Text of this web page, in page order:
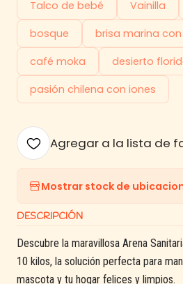
Talco de bebé
Vainilla
bosque
brisa marina
café moka
desierto
pasión chilena con iones
Agregar a la lista de
Mostrar stock de
DESCRIPCIÓN
Descubre la maravillosa Arena
10 kilos, la solución perfecta para
mascota y tu hogar felices y limpios.